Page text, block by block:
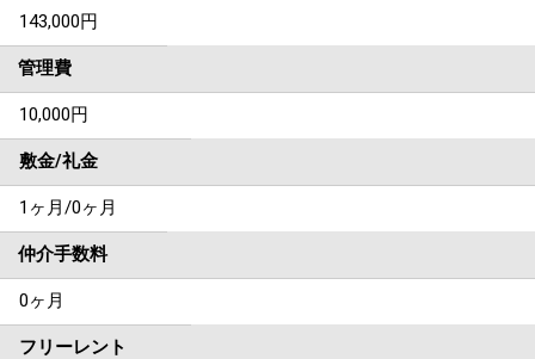
143,000円
管理費
10,000円
敷金/礼金
1ヶ月/0ヶ月
仲介手数料
0ヶ月
フリーレント